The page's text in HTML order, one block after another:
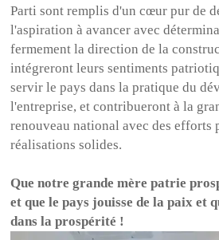
Parti sont remplis d'un cœur pur de
l'aspiration à avancer avec
fermement la direction de la
intégreront leurs sentiments
servir le pays dans la pratique du
l'entreprise, et contribueront à la
renouveau national avec des efforts
réalisations solides.
Que notre grande mère patrie
et que le pays jouisse de la paix et
dans la prospérité !